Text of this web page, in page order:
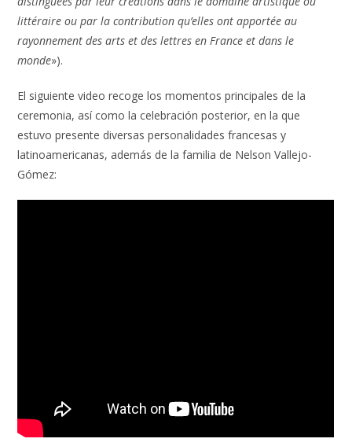
littéraire ou par la contribution qu’elles ont apportée au
rayonnement des arts et des lettres en France et dans le
monde»).
El siguiente video recoge los momentos principales de la
ceremonia, así como la celebración posterior, en la que
estuvo presente diversas personalidades francesas y
latinoamericanas, además de la familia de Nelson Vallejo-
Gómez: